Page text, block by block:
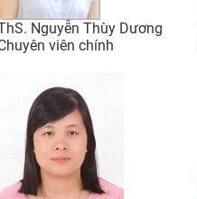
Nguyễn Thùy Dương
viên chính